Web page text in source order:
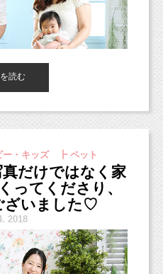
！お待ちしています！！
キプラン♡
entry/574
お兄ちゃんとお2人などなど、
ご希望があれば聞かせてくださ
ライフの間にしてみましょう！
に一緒に見て盛り上がって欲し
連絡くださいね！
どを中心とした赤ちゃんの日常
ンを教えてもらえます！
なんと丁寧にラミネートされて
い。
うまく写真に活かして
プトで撮りたい
てくれてうれしかった
とうございました♪
読む
・キッズ ┣ ペット
真だけではなく家
ってくださり、
ざいました♡
2018